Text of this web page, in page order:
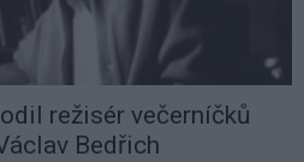
režisér večerníčků
Bedřich